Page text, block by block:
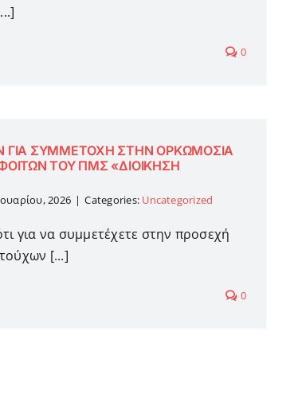
0
ΓΙΑ ΣΥΜΜΕΤΟΧΗ ΣΤΗΝ ΟΡΚΩΜΟΣΙΑ
ΤΟΥ ΠΜΣ «ΔΙΟΙΚΗΣΗ
2026 | Categories: Uncategorized
για να συμμετέχετε στην προσεχή
[...]
0